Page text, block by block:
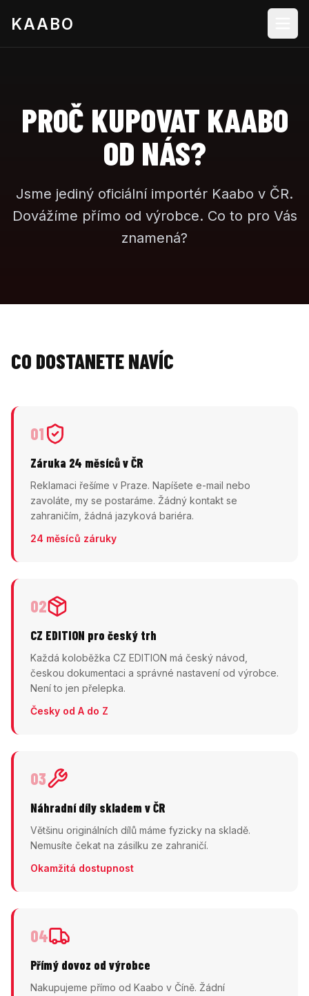
KAABO
PROČ KUPOVAT KAABO
OD NÁS?
Jsme jediný oficiální importér Kaabo v ČR.
Dovážíme přímo od výrobce. Co to pro Vás
znamená?
CO DOSTANETE NAVÍC
01
Záruka 24 měsíců v ČR
Reklamaci řešíme v Praze. Napíšete e-mail nebo
zavoláte, my se postaráme. Žádný kontakt se
zahraničím, žádná jazyková bariéra.
24 měsíců záruky
02
CZ EDITION pro český trh
Každá koloběžka CZ EDITION má český návod,
českou dokumentaci a správné nastavení od výrobce.
Není to jen přelepka.
Česky od A do Z
03
Náhradní díly skladem v ČR
Většinu originálních dílů máme fyzicky na skladě.
Nemusíte čekat na zásilku ze zahraničí.
Okamžitá dostupnost
04
Přímý dovoz od výrobce
Nakupujeme přímo od Kaabo v Číně. Žádní